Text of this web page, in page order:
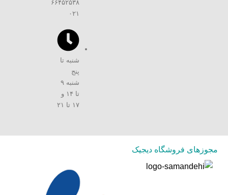
۶۶۴۵۲۵۳۸
۰۲۱
شنبه تا
پنج
شنبه ۹
تا ۱۴ و
۱۷ تا ۲۱
مجوزهای فروشگاه دیجیک